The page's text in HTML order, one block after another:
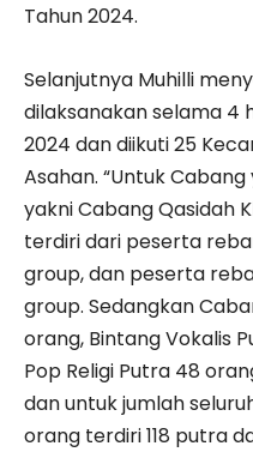
Tahun 2024.
Selanjutnya Muhilli
dilaksanakan selama 4
2024 dan diikuti 25
Asahan. “Untuk
yakni Cabang Qasidah
terdiri dari peserta
group, dan peserta
group. Sedangkan
orang, Bintang Vokalis
Pop Religi Putra 48
dan untuk jumlah
orang terdiri 118 putra